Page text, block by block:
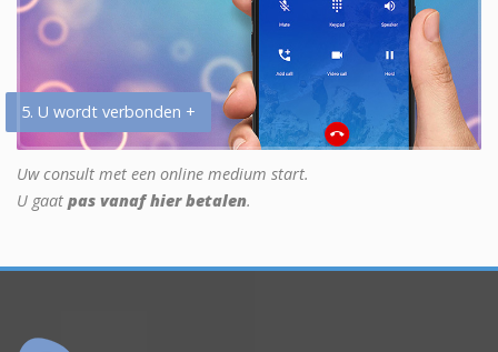
5. U wordt verbonden +
Uw consult met een online medium start.
U gaat pas vanaf hier betalen.